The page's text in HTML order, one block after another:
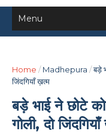
Home / Madhepura /बड़े
जिंदगियाँ ख़त्म
बड़े भाई ने छोटे को
गोली, दो